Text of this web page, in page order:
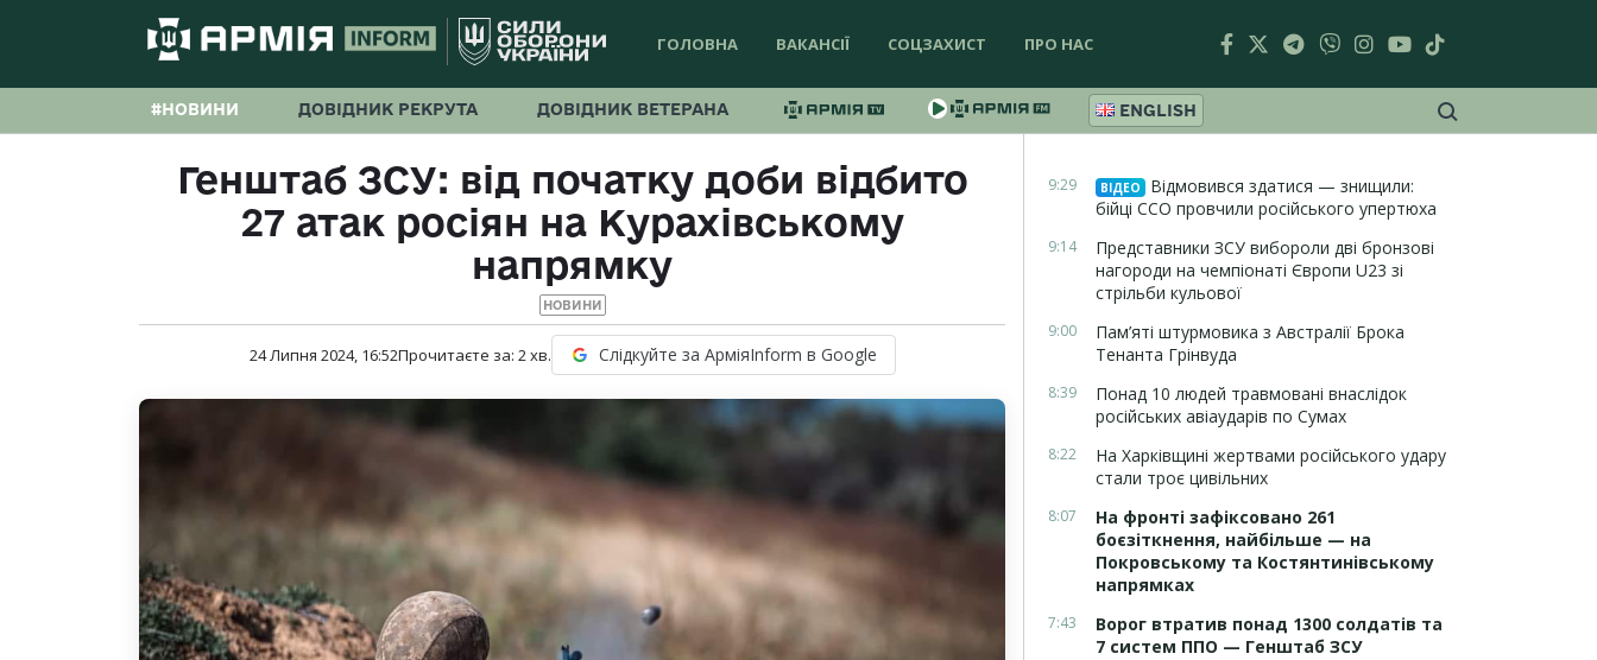
ГОЛОВНА ВАКАНСІЇ СОЦЗАХИСТ ПРО НАС
#НОВИНИ ДОВІДНИК РЕКРУТА ДОВІДНИК ВЕТЕРАНА ENGLISH
Генштаб ЗСУ: від початку доби відбито
27 атак росіян на Курахівському
напрямку
НОВИНИ
24 Липня 2024, 16:52Прочитаєте за: 2хв. Слідкуйте за АрміяInform в Google
9:29 ВІДЕО
Відмовився здатися — знищили:
бійці ССО провчили російського упертюха
9:14
Представники ЗСУ вибороли дві бронзові
нагороди на чемпіонаті Європи U23 зі
стрільби кульової
9:00
Пам’яті штурмовика з Австралії Брока
Тенанта Грінвуда
8:39
Понад 10 людей травмовані внаслідок
російських авіаударів по Сумах
8:22
На Харківщині жертвами російського удару
стали троє цивільних
8:07
На фронті зафіксовано 261
боєзіткнення, найбільше — на
Покровському та Костянтинівському
напрямках
7:43
Ворог втратив понад 1300 солдатів та
7 систем ППО — Генштаб ЗСУ